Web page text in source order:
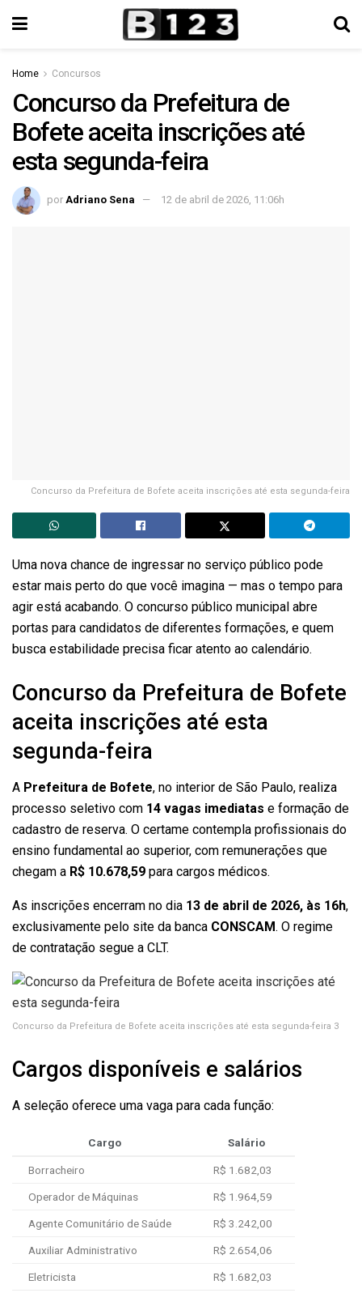
Home Concursos
Concurso da Prefeitura de
Bofete aceita inscrições até
esta segunda-feira
por Adriano Sena 12 de abril de 2026, 11:06h
Concurso da Prefeitura de Bofete aceita inscrições até esta segunda-feira
Uma nova chance de ingressar no serviço público pode
estar mais perto do que você imagina — mas o tempo para
agir está acabando. O concurso público municipal abre
portas para candidatos de diferentes formações, e quem
busca estabilidade precisa ficar atento ao calendário.
Concurso da Prefeitura de Bofete
aceita inscrições até esta
segunda-feira
A Prefeitura de Bofete, no interior de São Paulo, realiza
processo seletivo com 14 vagas imediatas e formação de
cadastro de reserva. O certame contempla profissionais do
ensino fundamental ao superior, com remunerações que
chegam a R$ 10.678,59 para cargos médicos.
As inscrições encerram no dia 13 de abril de 2026, às 16h,
exclusivamente pelo site da banca CONSCAM. O regime
de contratação segue a CLT.
Concurso da Prefeitura de Bofete aceita inscrições até esta segunda-feira 3
Cargos disponíveis e salários
A seleção oferece uma vaga para cada função:
Cargo Salário
Borracheiro R$ 1.682,03
Operador de Máquinas R$ 1.964,59
Agente Comunitário de Saúde R$ 3.242,00
Auxiliar Administrativo R$ 2.654,06
Eletricista R$ 1.682,03